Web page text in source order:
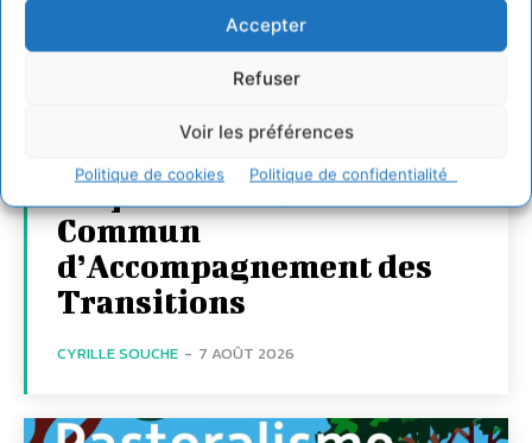
Accepter
Refuser
Voir les préférences
Politique de cookies Politique de confidentialité
Transformer les
territoires par le
dialogue et la
coopération avec un
Commun
d’Accompagnement des
Transitions
CYRILLE SOUCHE - 7 AOÛT 2026